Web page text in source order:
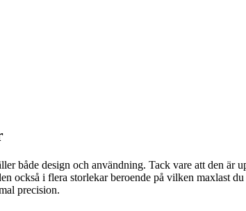
både design och användning. Tack vare att den är
också i flera storlekar beroende på vilken maxlast
precision.